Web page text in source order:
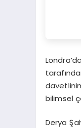
bilimsel
Derya